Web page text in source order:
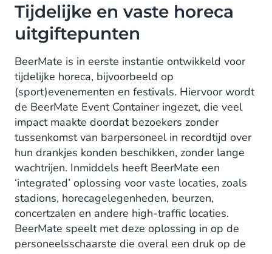
Tijdelijke en vaste horeca
uitgiftepunten
BeerMate is in eerste instantie ontwikkeld voor
tijdelijke horeca, bijvoorbeeld op
(sport)evenementen en festivals. Hiervoor wordt
de BeerMate Event Container ingezet, die veel
impact maakte doordat bezoekers zonder
tussenkomst van barpersoneel in recordtijd over
hun drankjes konden beschikken, zonder lange
wachtrijen. Inmiddels heeft BeerMate een
‘integrated’ oplossing voor vaste locaties, zoals
stadions, horecagelegenheden, beurzen,
concertzalen en andere high-traffic locaties.
BeerMate speelt met deze oplossing in op de
personeelsschaarste die overal een druk op de